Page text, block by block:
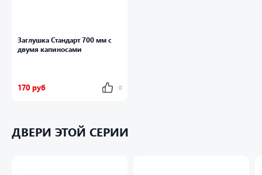
Заглушка Стандарт 700 мм с
двумя капиносами
170 руб 0
ДВЕРИ ЭТОЙ СЕРИИ